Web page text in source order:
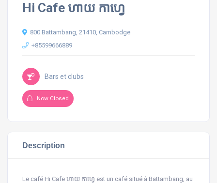
Hi Cafe ហាយ កាហ្វេ
800 Battambang, 21410, Cambodge
+85599666889
Bars et clubs
Now Closed
Description
Le café Hi Cafe ហាយ កាហ្វេ est un café situé à Battambang, au